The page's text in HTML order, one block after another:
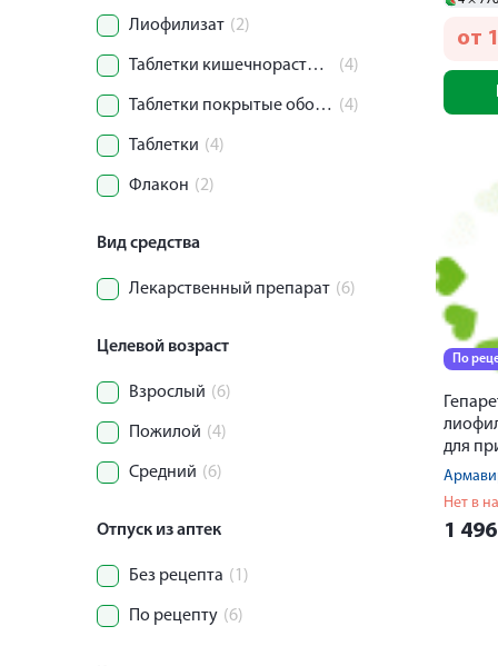
Лиофилизат (2)
Таблетки кишечнорастворимые (4)
Таблетки покрытые оболочкой (4)
Таблетки (4)
Флакон (2)
Вид средства
Лекарственный препарат (6)
Целевой возраст
Взрослый (6)
Пожилой (4)
Средний (6)
Отпуск из аптек
Без рецепта (1)
По рецепту (6)
от
По
для
Нет в
1 496